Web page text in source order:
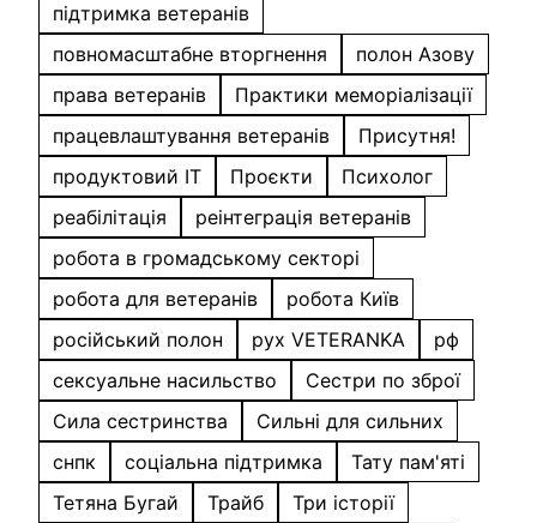
підтримка ветеранів
повномасштабне вторгнення
полон Азову
права ветеранів
Практики меморіалізації
працевлаштування ветеранів
Присутня!
продуктовий IT
Проєкти
Психолог
реабілітація
реінтеграція ветеранів
робота в громадському секторі
робота для ветеранів
робота Київ
російський полон
рух VETERANKA
рф
сексуальне насильство
Сестри по зброї
Сила сестринства
Сильні для сильних
снпк
соціальна підтримка
Тату пам'яті
Тетяна Бугай
Трайб
Три історії